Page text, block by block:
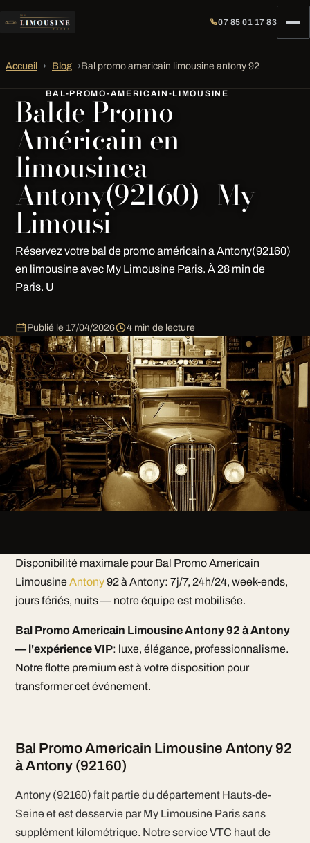
07 85 01 17 83
Accueil › Blog ›Bal promo americain limousine antony 92
BAL-PROMO-AMERICAIN-LIMOUSINE
Balde Promo
Américain en
limousinea
Antony(92160) | My
Limousi
Réservez votre bal de promo américain a Antony(92160)
en limousine avec My Limousine Paris. À 28 min de
Paris. U
Publié le 17/04/2026 4 min de lecture
Disponibilité maximale pour Bal Promo Americain
LimousineAntony92 à Antony: 7j/7, 24h/24, week-ends,
jours fériés, nuits — notre équipe est mobilisée.
Bal Promo Americain Limousine Antony 92 à Antony
— l'expérience VIP: luxe, élégance, professionnalisme.
Notre flotte premium est à votre disposition pour
transformer cet événement.
Bal Promo Americain Limousine Antony 92
à Antony (92160)
Antony (92160) fait partie du département Hauts-de-
Seine et est desservie par My Limousine Paris sans
supplément kilométrique. Notre service VTC haut de